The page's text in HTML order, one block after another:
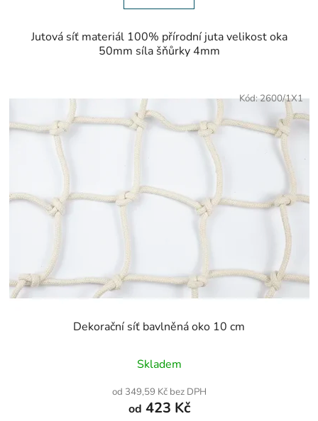
Jutová síť materiál 100% přírodní juta velikost oka
50mm síla šňůrky 4mm
Dekorační síť bavlněná oko 10 cm
hodnocení
je
5,0
Skladem
od 349,59 Kč bez DPH
od 423 Kč
Kód:2600/1X1